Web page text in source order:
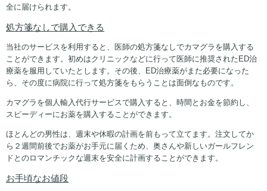
全に届けられます。
処方箋なしで購入できる
当社のサービスを利用すると、医師の処方箋なしでカマグラを購入する
ことができます。初めはクリニックなどに行って医師に推奨されたED治
療薬を服用していたとします。その後、ED治療薬がまた必要になった
ら、その度に病院に行って処方箋をもらうことは面倒なものです。
カマグラを個人輸入代行サービスで購入すると、時間とお金を節約し、
スピーディーにお薬を購入することができます。
ほとんどの男性は、週末や休暇の計画を前もって立てます。注文してか
ら２週間前後でお薬がお手元に届くため、奥さんや新しいガールフレン
ドとのロマンチックな週末を安全に計画することができます。
お手頃なお値段